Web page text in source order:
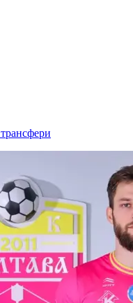
трансфери